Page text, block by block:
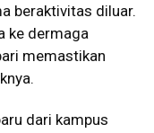
beraktivitas diluar.
ke dermaga
memastikan
dari kampus